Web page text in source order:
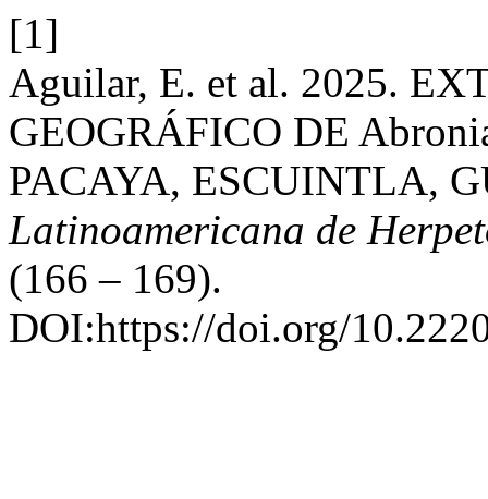
[1]
Aguilar, E. et al. 2025.
GEOGRÁFICO DE
PACAYA, ESCUINTLA,
Latinoamericana de
(166 – 169).
DOI:https://doi.org/